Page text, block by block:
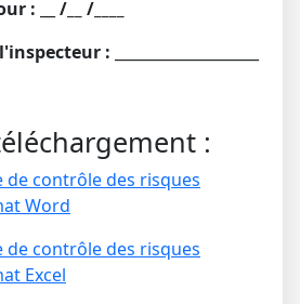
: /__ /____
:
:
de contrôle des risques
Word
de contrôle des risques
Excel